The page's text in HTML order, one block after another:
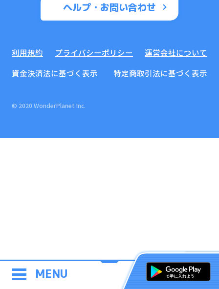
MENU
ヘルプ・お問い合わせ
利用規約 プライバシーポリシー
運営会社について
資金決済法に基づく表示
特定商取引法に基づく表示
© 2020 WonderPlanet Inc.